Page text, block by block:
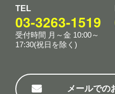
TEL
03-3263-1519
受付時間 月～金 10:00～
17:30(祝日を除く)
メールでの